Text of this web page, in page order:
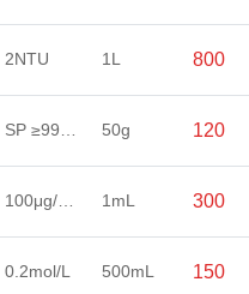
2NTU 1L 800
50g 120
1mL 300
0.2mol/L 500mL 150